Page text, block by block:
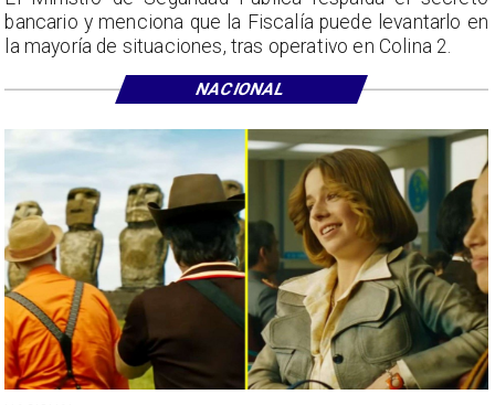
bancario y menciona que la Fiscalía puede levantarlo en
la mayoría de situaciones, tras operativo en Colina 2.
NACIONAL